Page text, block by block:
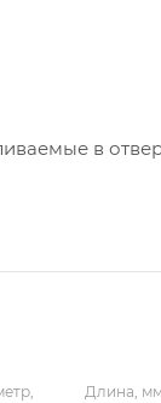
в
Длина,